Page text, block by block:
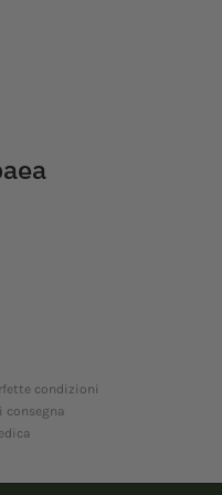
condizioni
consegna